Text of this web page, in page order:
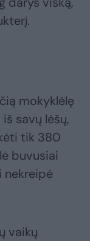
mokyklėlę
savų lėšų,
tik 380
buvusiai
nekreipė
vaikų